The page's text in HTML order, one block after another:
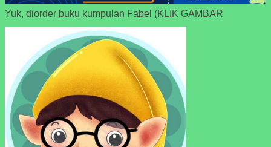
Yuk, diorder buku kumpulan Fabel (KLIK GAMBAR